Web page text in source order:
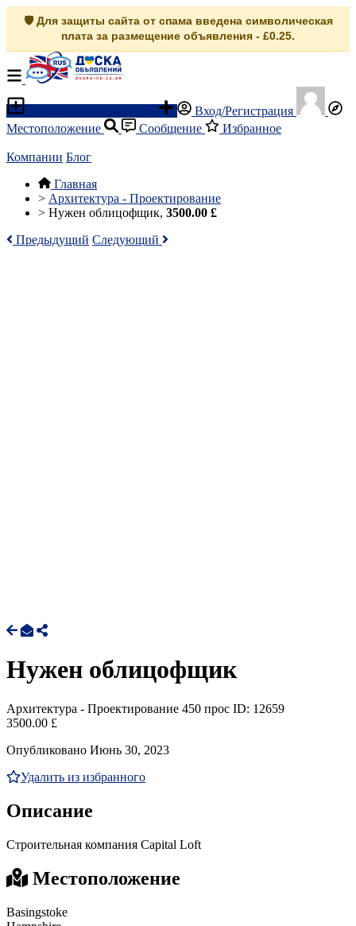
🛡️ Для защиты сайта от спама введена символическая
плата за размещение объявления - £0.25.
Вход/Регистрация
Местоположение
Сообщение Избранное
Компании Блог
Главная
> Архитектура - Проектирование
> Нужен облицофщик, 3500.00 £
Предыдущий Следующий
Нужен облицофщик
Архитектура - Проектирование 450 прос ID: 12659
3500.00 £
Опубликовано Июнь 30, 2023
Удалить из избранного
Описание
Строительная компания Capital Loft
Местоположение
Basingstoke